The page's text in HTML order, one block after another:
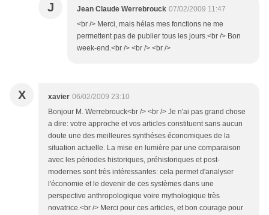
J Jean Claude Werrebrouck 07/02/2009 11:47
<br /> Merci, mais hélas mes fonctions ne me
permettent pas de publier tous les jours.<br /> Bon
week-end.<br /> <br /> <br />
X xavier 06/02/2009 23:10
Bonjour M. Werrebrouck<br /> <br /> Je n'ai pas grand chose
a dire: votre approche et vos articles constituent sans aucun
doute une des meilleures synthéses économiques de la
situation actuelle. La mise en lumière par une comparaison
avec les périodes historiques, préhistoriques et post-
modernes sont très intéressantes: cela permet d'analyser
l'économie et le devenir de ces systèmes dans une
perspective anthropologique voire mythologique très
novatrice.<br /> Merci pour ces articles, et bon courage pour